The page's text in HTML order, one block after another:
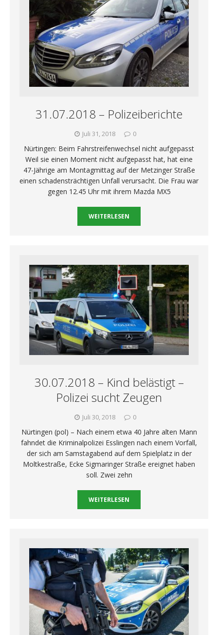
31.07.2018 – Polizeiberichte
Juli 31, 2018 0
Nürtingen: Beim Fahrstreifenwechsel nicht aufgepasst
Weil sie einen Moment nicht aufgepasst hat, hat eine
47-Jährige am Montagmittag auf der Metzinger Straße
einen schadensträchtigen Unfall verursacht. Die Frau war
gegen 12.45 Uhr mit ihrem Mazda MX5
WEITERLESEN
30.07.2018 – Kind belästigt –
Polizei sucht Zeugen
Juli 30, 2018 0
Nürtingen (pol) – Nach einem etwa 40 Jahre alten Mann
fahndet die Kriminalpolizei Esslingen nach einem Vorfall,
der sich am Samstagabend auf dem Spielplatz in der
Moltkestraße, Ecke Sigmaringer Straße ereignet haben
soll. Zwei zehn
WEITERLESEN